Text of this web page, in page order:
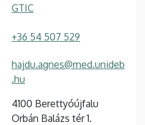
GTIC
+36 54 507 529
hajdu.agnes@med.unideb
.hu
4100 Berettyóújfalu
Orbán Balázs tér 1.